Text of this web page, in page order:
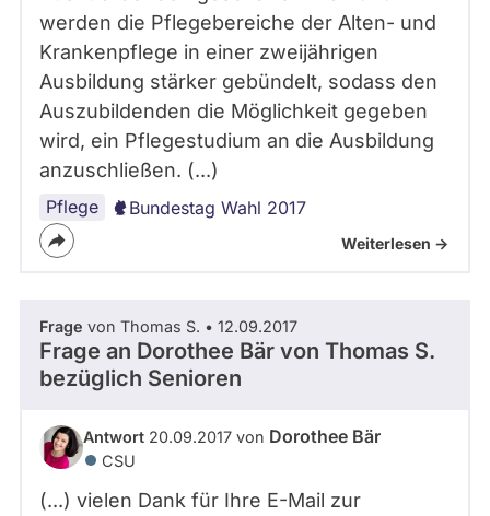
werden die Pflegebereiche der Alten- und
Krankenpflege in einer zweijährigen
Ausbildung stärker gebündelt, sodass den
Auszubildenden die Möglichkeit gegeben
wird, ein Pflegestudium an die Ausbildung
anzuschließen. (...)
Pflege Bundestag Wahl 2017
Weiterlesen ->
Frage von Thomas S. • 12.09.2017
Frage an Dorothee Bär von Thomas S.
bezüglich Senioren
Antwort 20.09.2017 von Dorothee Bär
CSU
(...) vielen Dank für Ihre E-Mail zur